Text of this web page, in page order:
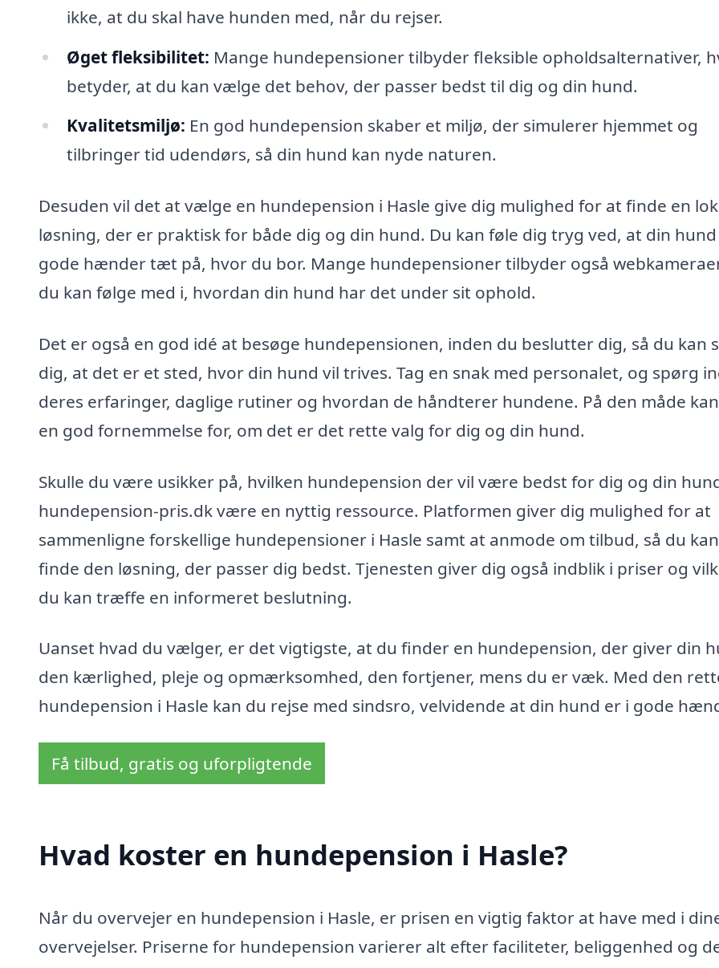
ikke, at du skal have hunden med, når du rejser.
Øget fleksibilitet: Mange hundepensioner tilbyder fleksible opholdsalternativer,
betyder, at du kan vælge det behov, der passer bedst til dig og din hund.
Kvalitetsmiljø: En god hundepension skaber et miljø, der simulerer hjemmet og
tilbringer tid udendørs, så din hund kan nyde naturen.
Desuden vil det at vælge en hundepension i Hasle give dig mulighed for at finde en
løsning, der er praktisk for både dig og din hund. Du kan føle dig tryg ved, at din
gode hænder tæt på, hvor du bor. Mange hundepensioner tilbyder også
du kan følge med i, hvordan din hund har det under sit ophold.
Det er også en god idé at besøge hundepensionen, inden du beslutter dig, så du kan
dig, at det er et sted, hvor din hund vil trives. Tag en snak med personalet, og spørg
deres erfaringer, daglige rutiner og hvordan de håndterer hundene. På den måde
en god fornemmelse for, om det er det rette valg for dig og din hund.
Skulle du være usikker på, hvilken hundepension der vil være bedst for dig og din
hundepension-pris.dk være en nyttig ressource. Platformen giver dig mulighed for at
sammenligne forskellige hundepensioner i Hasle samt at anmode om tilbud, så du kan
finde den løsning, der passer dig bedst. Tjenesten giver dig også indblik i priser og
du kan træffe en informeret beslutning.
Uanset hvad du vælger, er det vigtigste, at du finder en hundepension, der giver din
den kærlighed, pleje og opmærksomhed, den fortjener, mens du er væk. Med den
hundepension i Hasle kan du rejse med sindsro, velvidende at din hund er i gode
Få tilbud, gratis og uforpligtende
Hvad koster en hundepension i Hasle?
Når du overvejer en hundepension i Hasle, er prisen en vigtig faktor at have med i
overvejelser. Priserne for hundepension varierer alt efter faciliteter, beliggenhed og